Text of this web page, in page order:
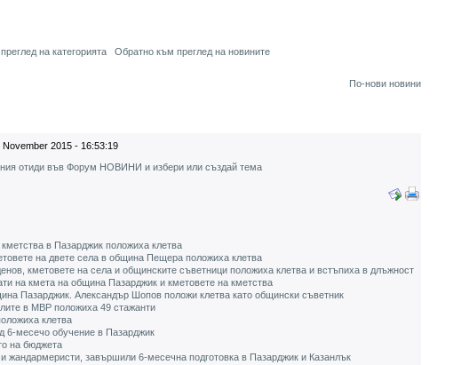
на категорията
Обратно към преглед на новините
По-нови новини
2015 - 16:53:19
отиди във Форум НОВИНИ и избери или създай тема
в Пазарджик положиха клетва
на двете села в община Пещера положиха клетва
кметовете на села и общинските съветници положиха клетва и встъпиха в длъжност
на кмета на община Пазарджик и кметовете на кметства
Пазарджик. Александър Шопов положи клетва като общински съветник
в МВР положиха 49 стажанти
клетва
6-месечо обучение в Пазарджик
на бюджета
жандармеристи, завършили 6-месечна подготовка в Пазарджик и Казанлък